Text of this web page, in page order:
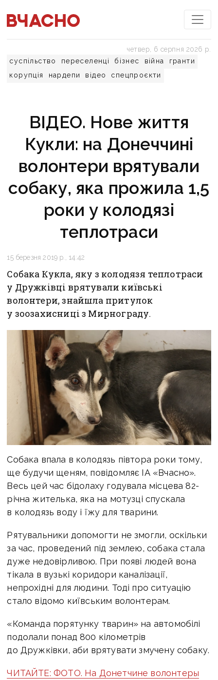
суспільство переселенці бізнес війна
гранти
корупція
нардепи відео спецпроєкти
четвер, 6 серпня 2026 р.
ВІДЕО. Нове життя
Кукли: на Донеччині
волонтери врятували
собаку, яка прожила 1,5
роки у колодязі
теплотраси
15 березня 2019 р., 14:42
Собака Кукла, яку з колодязя теплотраси
у Дружківці врятували київські
волонтери, знайшла притулок
у зоозахисниці з Мирнограду.
Собака впала в колодязь півтора роки тому,
ще будучи щеням, повідомляє ІА «Вчасно».
Весь цей час бідолаху годувала місцева 82-
річна жителька, яка на мотузці спускала
в колодязь воду і їжу для тварини.
Рятувальники допомогти не змогли, оскільки
за час, проведений під землею, собака стала
дуже недовірливою. При появі людей вона
тікала в вузькі коридори каналізації,
непрохідні для людини. Тоді про ситуацію
стало відомо київським волонтерам.
«Команда порятунку тварин» на автомобілі
подолали понад 800 кілометрів
до Дружківки, аби врятувати змучену собаку.
ЧИТАЙТЕ: ФОТО. На Донетчине волонтеры